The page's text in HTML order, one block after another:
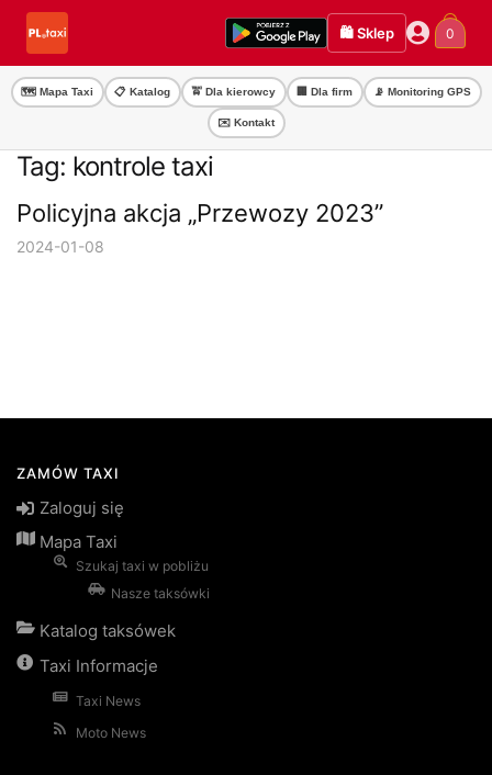
Przejdź
nawigacji
Przejdź
treści
🛍️ Sklep 0
🗺️ Mapa Taxi 📋 Katalog 🚖 Dla kierowcy 🏢 Dla firm 📡 Monitoring GPS
✉️ Kontakt
Tag: kontrole taxi
Policyjna akcja „Przewozy 2023”
2024-01-08
ZAMÓW TAXI
Zaloguj się
Mapa Taxi
Szukaj taxi w pobliżu
Nasze taksówki
Katalog taksówek
Taxi Informacje
Taxi News
Moto News